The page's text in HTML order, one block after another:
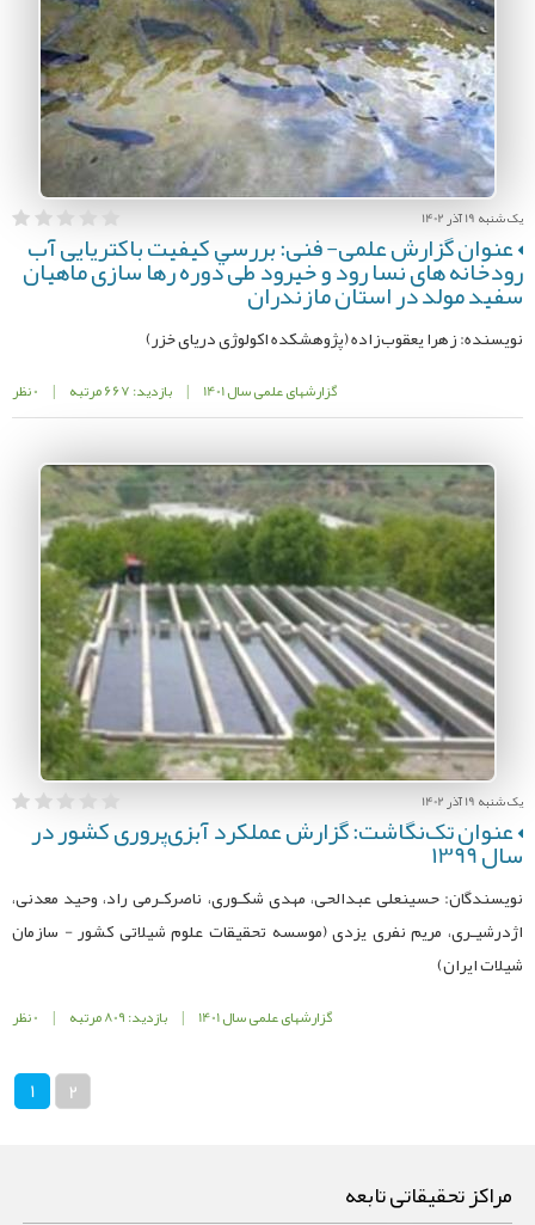
یک شنبه 19 آذر 1402
عنوان گزارش علمی- فنی: بررسي كیفیت باکتریایی آب
رودخانه های نسا رود و خيرود طی دوره رها سازی ماهیان
سفید مولد در استان مازندران
نویسنده: زهرا یعقوب‌زاده (پژوهشكده اکولوژی دریای خزر)
گزارشهای علمی سال 1401 | بازدید: 667 مرتبه | 0 نظر
یک شنبه 19 آذر 1402
عنوان تک‌نگاشت: گزارش عملکرد آبزی‌پروری کشور در
سال 1399
نویسندگان: حسینعلی عبدالحی، مهدی شکـوری، ناصرکـرمی راد، وحید معدنی،
اژدرشیـری، مریم نفری یزدی (موسسه تحقیقات علوم شیلاتی کشور - سازمان
شیلات ایران)
گزارشهای علمی سال 1401 | بازدید: 809 مرتبه | 0 نظر
1 2
مراکز تحقیقاتی تابعه